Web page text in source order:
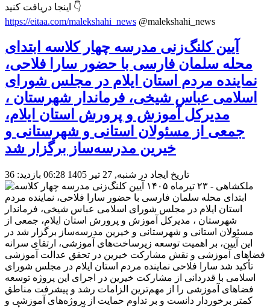
اینجا دریافت کنید 👇
https://eitaa.com/malekshahi_news @malekshahi_news
آیین کلنگ‌زنی مدرسه چهار کلاسه ابتدای
محله سلمان فارسی با حضور سارا فلاحی،
نماینده مردم استان ایلام در مجلس شورای
اسلامی عباس شیخی، فرماندار شهرستان ،
مدیرکل آموزش و پرورش استان ایلام،
جمعی از مسئولان استانی و شهرستانی و
خیرین مدرسه‌ساز برگزار شد
تاریخ ایجاد در شنبه, 27 تیر 1405 06:28 بازدید: 36